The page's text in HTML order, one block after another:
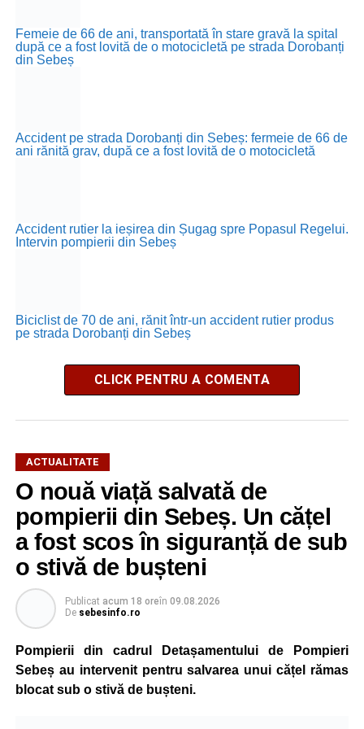
Femeie de 66 de ani, transportată în stare gravă la spital
după ce a fost lovită de o motocicletă pe strada Dorobanți
din Sebeș
Accident pe strada Dorobanți din Sebeș: fermeie de 66 de
ani rănită grav, după ce a fost lovită de o motocicletă
Accident rutier la ieșirea din Șugag spre Popasul Regelui.
Intervin pompierii din Sebeș
Biciclist de 70 de ani, rănit într-un accident rutier produs
pe strada Dorobanți din Sebeș
CLICK PENTRU A COMENTA
ACTUALITATE
O nouă viață salvată de
pompierii din Sebeș. Un cățel
a fost scos în siguranță de sub
o stivă de bușteni
Publicat acum 18 oreîn 09.08.2026
De sebesinfo.ro
Pompierii din cadrul Detașamentului de Pompieri
Sebeș au intervenit pentru salvarea unui cățel rămas
blocat sub o stivă de bușteni.